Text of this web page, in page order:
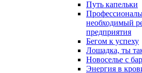
Путь капельки
необходимый
предприятия
Бегом к успеху
Лошадка, ты
Новоселье с
Энергия в